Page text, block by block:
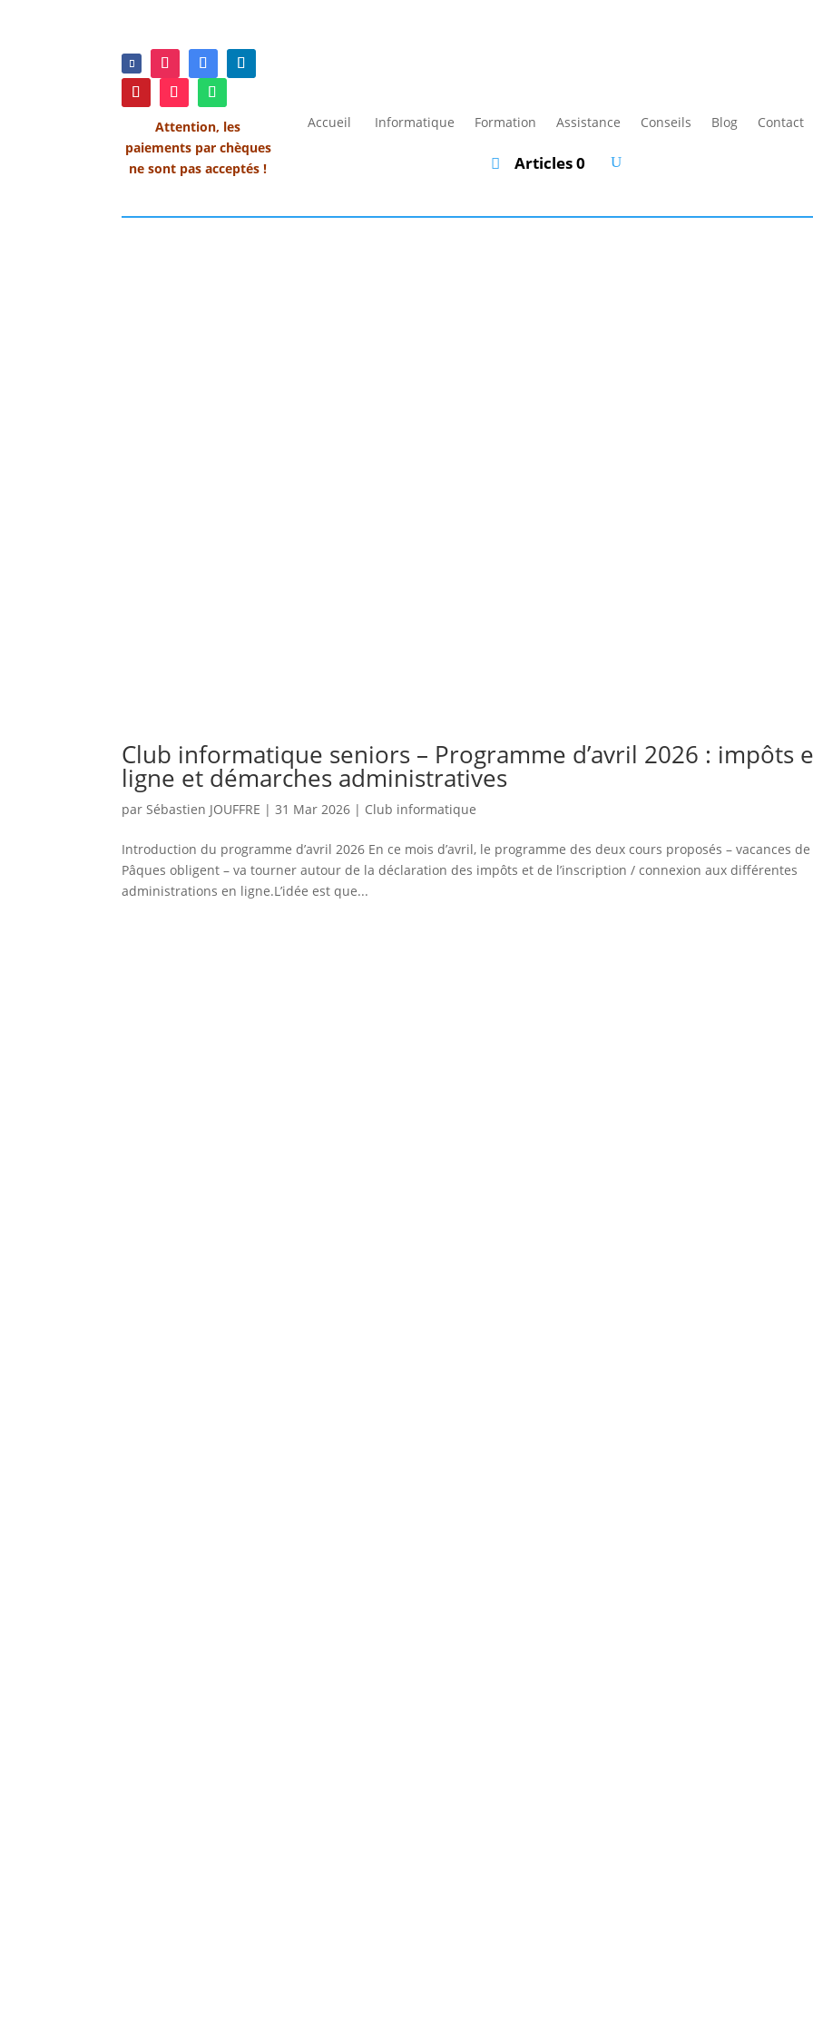
Attention, les
paiements par chèques
ne sont pas acceptés !
Accueil Informatique Formation Assistance Conseils Blog Contact
Articles 0
Club informatique seniors – Programme d’avril 2026 : impôts
ligne et démarches administratives
parSébastien JOUFFRE |31 Mar 2026 | Club informatique
Introduction du programme d’avril 2026 En ce mois d’avril, le programme des deux cours proposés – vacances de
Pâques obligent – va tourner autour de la déclaration des impôts et de l’inscription / connexion aux différentes
administrations en ligne.L’idée est que...